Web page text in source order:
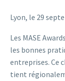
Lyon, le 29
Les MASE
les bonnes
entreprises. Ce
tient